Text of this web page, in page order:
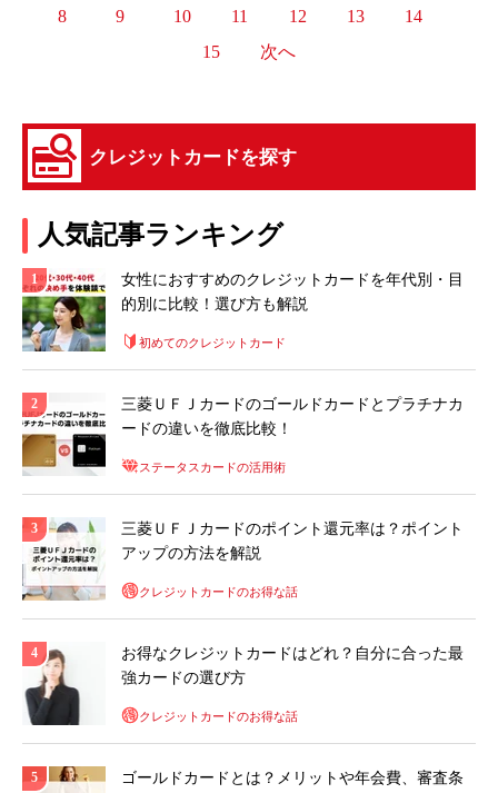
8
9 10 11 12 13
14
15
次へ
クレジットカードを探す
人気記事ランキング
女性におすすめのクレジットカードを年代別・目
的別に比較！選び方も解説
初めてのクレジットカード
三菱ＵＦＪカードのゴールドカードとプラチナカ
ードの違いを徹底比較！
ステータスカードの活用術
三菱ＵＦＪカードのポイント還元率は？ポイント
アップの方法を解説
クレジットカードのお得な話
お得なクレジットカードはどれ？自分に合った最
強カードの選び方
クレジットカードのお得な話
ゴールドカードとは？メリットや年会費、審査条